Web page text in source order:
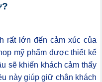
rất lớn đến cảm xúc của
mỹ phẩm được thiết kế
sẽ khiến khách cảm thấy
này giúp giữ chân khách